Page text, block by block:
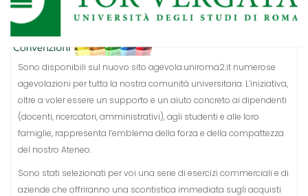
Sono disponibili sul nuovo sito agevola.uniroma2.it numerose
agevolazioni per tutta la nostra comunità universitaria. L’iniziativa,
oltre a voler essere un supporto e un aiuto concreto ai dipendenti
(docenti, ricercatori, amministrativi), agli studenti e alle loro
famiglie, rappresenta l’emblema della forza e della compattezza
del nostro Ateneo.
Sono stati selezionati per voi una serie di esercizi commerciali e di
aziende che offriranno una scontistica immediata sugli acquisti